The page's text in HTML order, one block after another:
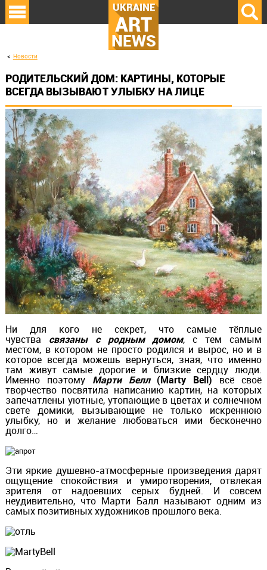
UKRAINE
ART
NEWS
Новости
РОДИТЕЛЬСКИЙ ДОМ: КАРТИНЫ, КОТОРЫЕ
ВСЕГДА ВЫЗЫВАЮТ УЛЫБКУ НА ЛИЦЕ
Ни для кого не секрет, что самые тёплые
чувства связаны с родным домом, с тем самым
местом, в котором не просто родился и вырос, но и в
которое всегда можешь вернуться, зная, что именно
там живут самые дорогие и близкие сердцу люди.
Именно поэтому Марти Белл(Marty Bell) всё своё
творчество посвятила написанию картин, на которых
запечатлены уютные, утопающие в цветах и солнечном
свете домики, вызывающие не только искреннюю
улыбку, но и желание любоваться ими бесконечно
долго…
Эти яркие душевно-атмосферные произведения дарят
ощущение спокойствия и умиротворения, отвлекая
зрителя от надоевших серых будней. И совсем
неудивительно, что Марти Балл называют одним из
самых позитивных художников прошлого века.